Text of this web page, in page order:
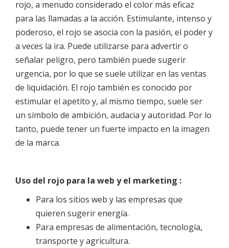
rojo, a menudo considerado el color más eficaz
para las llamadas a la acción. Estimulante, intenso y
poderoso, el rojo se asocia con la pasión, el poder y
a veces la ira. Puede utilizarse para advertir o
señalar peligro, pero también puede sugerir
urgencia, por lo que se suele utilizar en las ventas
de liquidación. El rojo también es conocido por
estimular el apetito y, al mismo tiempo, suele ser
un símbolo de ambición, audacia y autoridad. Por lo
tanto, puede tener un fuerte impacto en la imagen
de la marca.
Uso del rojo para la web y el marketing :
Para los sitios web y las empresas que
quieren sugerir energía.
Para empresas de alimentación, tecnología,
transporte y agricultura.